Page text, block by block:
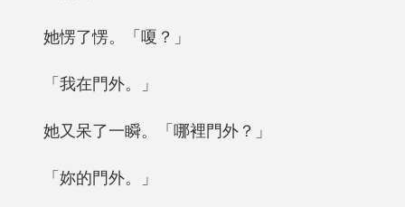
她愣了愣。「嗄？」
「我在門外。」
她又呆了一瞬。「哪裡門外？」
「妳的門外。」